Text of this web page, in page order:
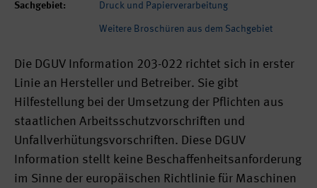
Sachgebiet:
Druck und Papierverarbeitung
Weitere Broschüren aus dem Sachgebiet
Die DGUV Information 203-022 richtet sich in erster
Linie an Hersteller und Betreiber. Sie gibt
Hilfestellung bei der Umsetzung der Pflichten aus
staatlichen Arbeitsschutzvorschriften und
Unfallverhütungsvorschriften. Diese DGUV
Information stellt keine Beschaffenheitsanforderung
im Sinne der europäischen Richtlinie für Maschinen